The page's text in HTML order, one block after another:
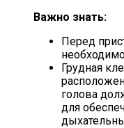
Важно знать:
Перед
Грудная
голова
для